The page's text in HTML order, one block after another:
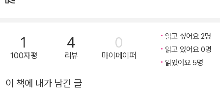
불안이 많은 저에게도 장점이 있다고요? 부모님은 이런 어려움
을 해결할 수 있어요. - 불안한 아이의 마음속을 들여다볼 수 있어
이 치솟을 때 아이 스스로 대처하는 법을 가르쳐요. - 불안한 아이
1
100자평
4
리뷰
0
마이페이퍼
읽고 싶어요 2명
읽고 있어요 0명
읽었어요 5명
이 책에 내가 남긴 글